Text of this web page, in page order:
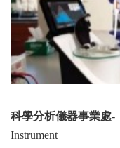
科學分析儀器事業處-
Instrument